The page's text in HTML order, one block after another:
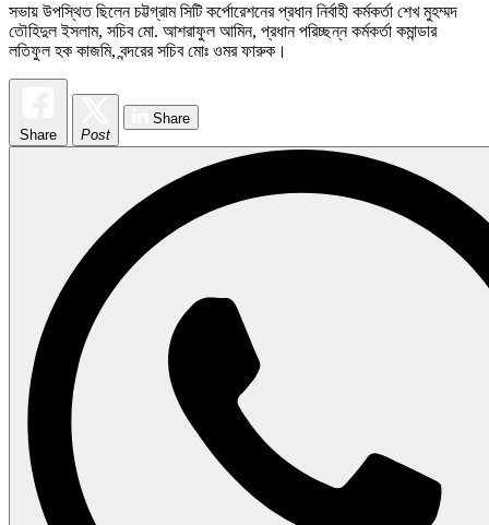
সভায় উপস্থিত ছিলেন চট্টগ্রাম সিটি কর্পোরেশনের প্রধান নির্বাহী কর্মকর্তা শেখ মুহম্মদ
তৌহিদুল ইসলাম, সচিব মো. আশরাফুল আমিন, প্রধান পরিচ্ছন্ন কর্মকর্তা কমান্ডার
লতিফুল হক কাজমি, বন্দরের সচিব মোঃ ওমর ফারুক।
Share Post
Share